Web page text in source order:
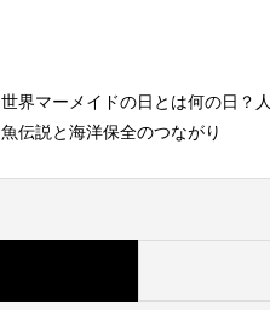
世界マーメイドの日とは何の日？人
魚伝説と海洋保全のつながり